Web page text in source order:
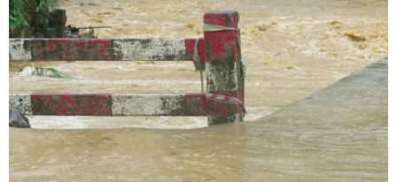
đồng bào nghèo xã Hùng Sơn
08/08/2026 09:58
Vùng 3 Hải quân cứu thành công 1
nạn nhân bị sóng cuốn tại Mũi Nghê
08/08/2026 08:43